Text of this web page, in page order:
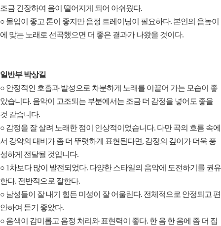
조금 긴장하여 음이 떨어지게 되어 아쉬웠다.
○ 몰입이 좋고 톤이 좋지만 음정 트레이닝이 필요하다. 본인의 음높이
에 맞는 노래로 선곡했으면 더 좋은 결과가 나왔을 것이다.
일반부 박상길
○ 안정적인 호흡과 발성으로 차분하게 노래를 이끌어 가는 모습이 좋
았습니다. 음악이 고조되는 부분에서는 조금 더 감정을 넣어도 좋을
것 같습니다.
○ 감정을 잘 살려 노래한 점이 인상적이었습니다. 다만 곡의 흐름 속에
서 강약의 대비가 좀 더 뚜렷하게 표현된다면, 감정의 깊이가 더욱 풍
성하게 전달될 것입니다.
○ 1차보다 많이 발전되었다. 다양한 스타일의 음악에 도전하기를 권유
한다. 전반적으로 잘한다.
○ 남성들이 잘 내기 힘든 미성이 잘 어울린다. 전체적으로 안정되고 편
안하여 듣기 좋았다.
○ 음색이 감미롭고 음정 처리와 표현력이 좋다. 한 음 한 음에 좀 더 집